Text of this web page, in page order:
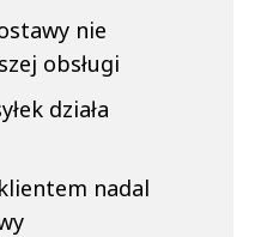
nie
obsługi
działa
nadal